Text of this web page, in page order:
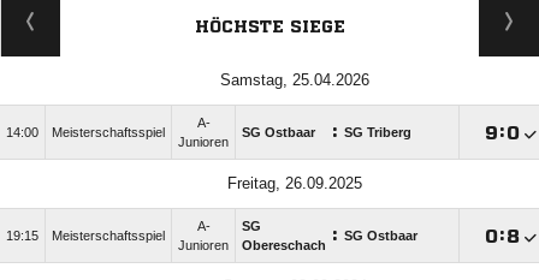
HÖCHSTE SIEGE
Samstag, 25.04.2026
14:00 Meisterschaftsspiel
A-
Junioren
SG Ostbaar : SG Triberg :
Freitag, 26.09.2025
19:15 Meisterschaftsspiel
A-
Junioren
SG
Obereschach : SG Ostbaar :